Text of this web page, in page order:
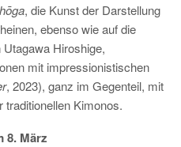
, die Kunst der Darstellung
ebenso wie auf die
Hiroshige,
mit impressionistischen
, 2023), ganz im Gegenteil, mit
Kimonos.
8. März